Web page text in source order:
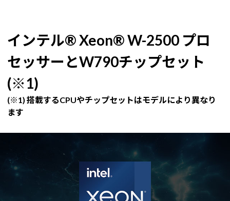
インテル® Xeon® W-2500 プロ
セッサーとW790チップセット
(※1)
(※1) 搭載するCPUやチップセットはモデルにより異なり
ます